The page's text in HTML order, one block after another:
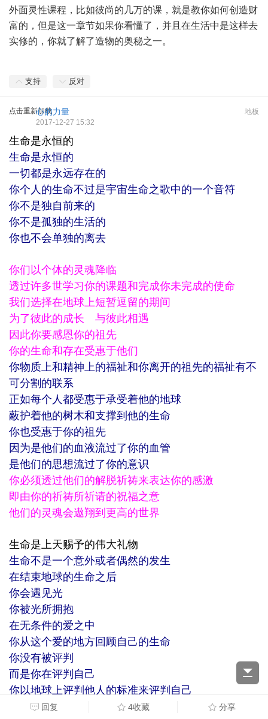
外面灵性课程，比如彼尚的几万的课，就是教你如何创造财
富的，但是这一章节如果你看懂了，并且在生活中是这样去
实修的，你就了解了造物的奥秘之一。
支持 反对
点击重新加载 地板
心的力量
2017-12-27 15:32
生命是永恒的
生命是永恒的
一切都是永远存在的
你个人的生命不过是宇宙生命之歌中的一个音符
你不是独自前来的
你不是孤独的生活的
你也不会单独的离去
你们以个体的灵魂降临
透过许多世学习你的课题和完成你未完成的使命
我们选择在地球上短暂逗留的期间
为了彼此的成长 与彼此相遇
因此你要感恩你的祖先
你的生命和存在受惠于他们
你物质上和精神上的福祉和你离开的祖先的福祉有不
可分割的联系
正如每个人都受惠于承受着他的地球
蔽护着他的树木和支撑到他的生命
你也受惠于你的祖先
因为是他们的血液流过了你的血管
是他们的思想流过了你的意识
你必须透过他们的解脱祈祷来表达你的感激
即由你的祈祷所祈请的祝福之意
他们的灵魂会遨翔到更高的世界
生命是上天赐予的伟大礼物
生命不是一个意外或者偶然的发生
在结束地球的生命之后
你会遇见光
你被光所拥抱
在无条件的爱之中
你从这个爱的地方回顾自己的生命
你没有被评判
而是你在评判自己
你以地球上评判他人的标准来评判自己
因为无法宽恕你对他人造成的伤害
回复 4收藏 分享